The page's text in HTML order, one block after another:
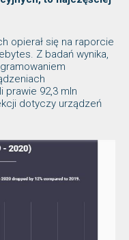
opierał się na raporcie
Z badań wynika,
prawie 92,3 mln
dotyczy urządzeń